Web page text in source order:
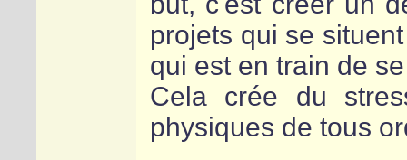
projets qui se
qui est en train de
Cela crée du
physiques de tous